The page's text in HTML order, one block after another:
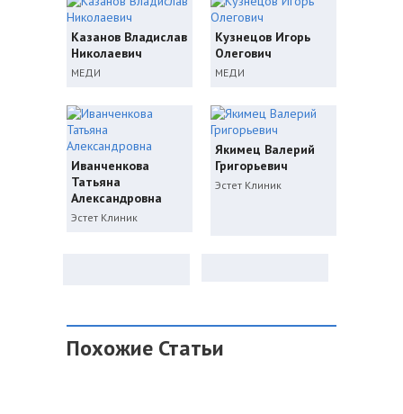
Казанов Владислав
Николаевич
МЕДИ
Кузнецов Игорь
Олегович
МЕДИ
Иванченкова
Татьяна
Александровна
Эстет Клиник
Якимец Валерий
Григорьевич
Эстет Клиник
Похожие Статьи